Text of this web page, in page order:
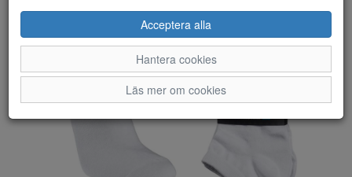
Acceptera alla
Hantera cookies
Läs mer om cookies